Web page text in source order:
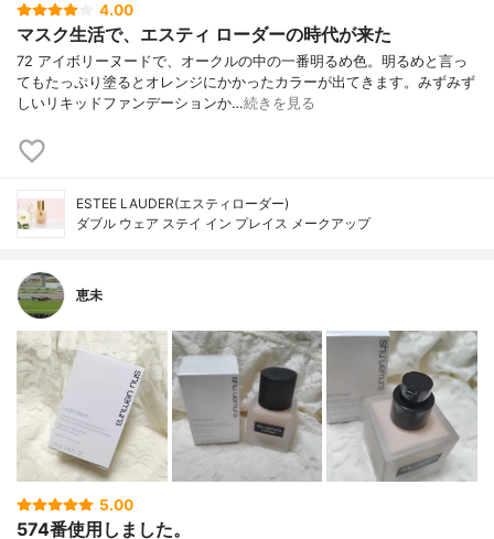
4.00
マスク生活で、エスティ ローダーの時代が来た
72 アイボリーヌードで、オークルの中の一番明るめ色。明るめと言っ
てもたっぷり塗るとオレンジにかかったカラーが出てきます。みずみず
しいリキッドファンデーションか…続きを見る
ESTEE LAUDER(エスティローダー)
ダブル ウェア ステイ イン プレイス メークアップ
恵未
5.00
574番使用しました。